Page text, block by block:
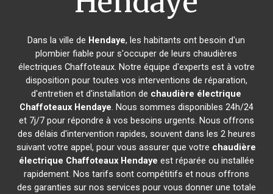
Dans la ville de Hendaye, les habitants ont besoin d'un
plombier fiable pour s'occuper de leurs chaudières
électriques Chaffoteaux. Notre équipe d'experts est à votre
disposition pour toutes vos interventions de réparation,
d'entretien et d'installation de chaudière électrique
Chaffoteaux Hendaye. Nous sommes disponibles 24h/24
et 7j/7 pour répondre à vos besoins urgents. Nous offrons
des délais d'intervention rapides, souvent dans les 2 heures
suivant votre appel, pour vous assurer que votre chaudière
électrique Chaffoteaux Hendaye est réparée ou installée
rapidement. Nos tarifs sont compétitifs et nous offrons
des garanties sur nos services pour vous donner une totale